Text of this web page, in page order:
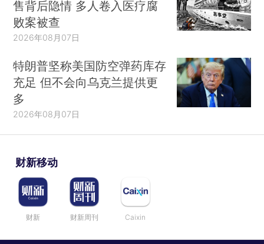
售背后隐情 多人卷入医疗腐
败案被查
2026年08月07日
特朗普坚称美国防空弹药库存
充足 但不会向乌克兰提供更
多
2026年08月07日
财新移动
财新 财新周刊 Caixin